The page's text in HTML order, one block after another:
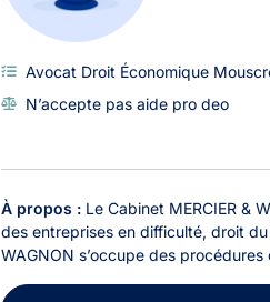
Avocat Droit Économique
N’accepte pas aide pro deo
À propos : Le Cabinet MERCIER &
des entreprises en difficulté, droit
WAGNON s’occupe des